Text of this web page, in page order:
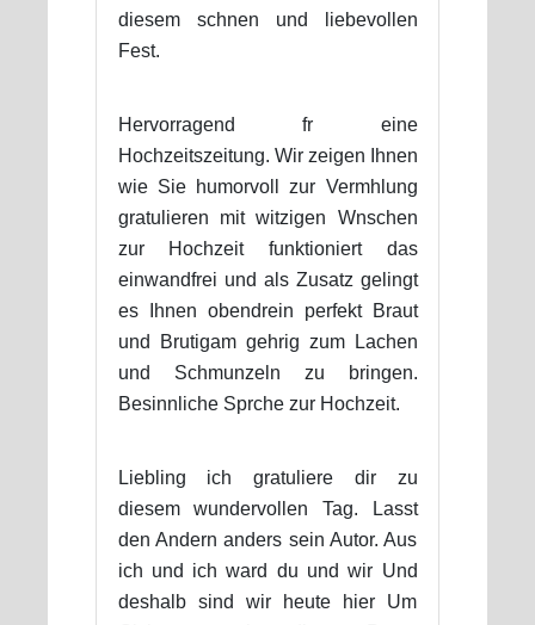
diesem schnen und liebevollen
Fest.
Hervorragend fr eine
Hochzeitszeitung. Wir zeigen Ihnen
wie Sie humorvoll zur Vermhlung
gratulieren mit witzigen Wnschen
zur Hochzeit funktioniert das
einwandfrei und als Zusatz gelingt
es Ihnen obendrein perfekt Braut
und Brutigam gehrig zum Lachen
und Schmunzeln zu bringen.
Besinnliche Sprche zur Hochzeit.
Liebling ich gratuliere dir zu
diesem wundervollen Tag. Lasst
den Andern anders sein Autor. Aus
ich und ich ward du und wir Und
deshalb sind wir heute hier Um